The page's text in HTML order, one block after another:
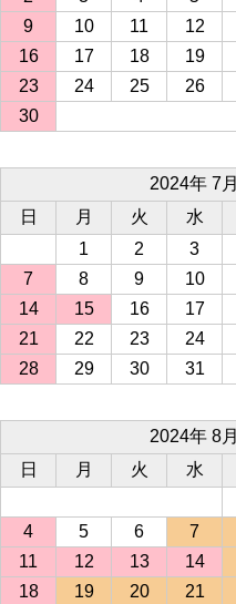
9
10 11 12
16
17 18 19
23
24 25 26
30
2024年 7月
日
月 火 水
1
2 3
7
8 9 10
14
15 16 17
21
22 23 24
28
29 30 31
2024年 8月
日
月 火 水
4
5 6 7
11
12 13 14
18
19 20 21